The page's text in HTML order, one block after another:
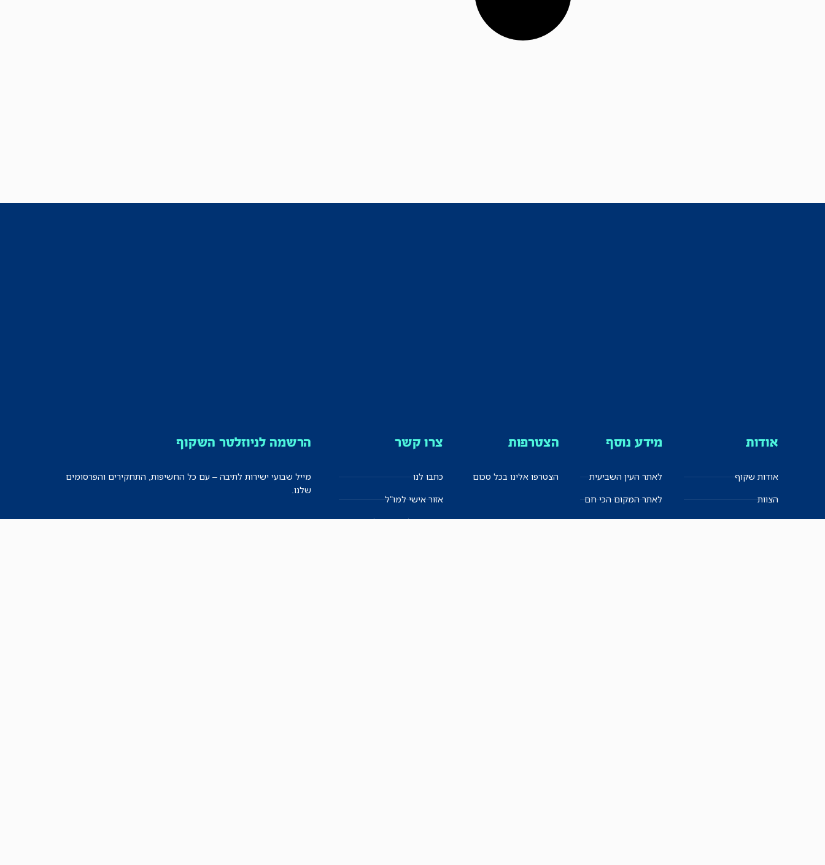
אודות
אודות שקוף
הצוות
הישגים
מידע נוסף
לאתר העין השביעית
לאתר המקום הכי חם
שקיפות עצמית
הצטרפות
הצטרפו אלינו בכל סכום
צרו קשר
כתבו לנו
אזור אישי למו"ל
תיבת הדלפות (מייל אדום)
הרשמה לניוזלטר השקוף
מייל שבועי ישירות לתיבה – עם כל החשיפות, התחקירים והפרסומים
שלנו.